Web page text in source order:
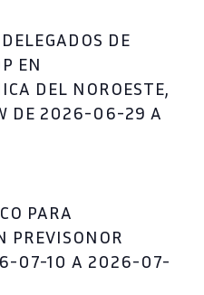
DE
EN
DEL NOROESTE,
DE 2026-06-29 A
PARA
PREVISONOR
07-10 A 2026-07-